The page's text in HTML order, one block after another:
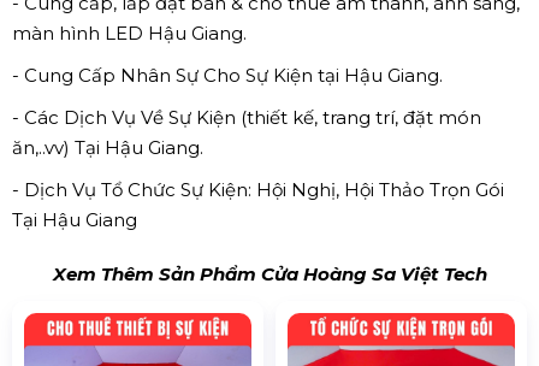
màn hình LED Hậu Giang.
- Cung Cấp Nhân Sự Cho Sự Kiện tại Hậu Giang.
- Các Dịch Vụ Về Sự Kiện (thiết kế, trang trí, đặt món
ăn,..vv) Tại Hậu Giang.
- Dịch Vụ Tổ Chức Sự Kiện: Hội Nghị, Hội Thảo Trọn Gói
Tại Hậu Giang
Xem Thêm Sản Phẩm Cửa Hoàng Sa Việt Tech